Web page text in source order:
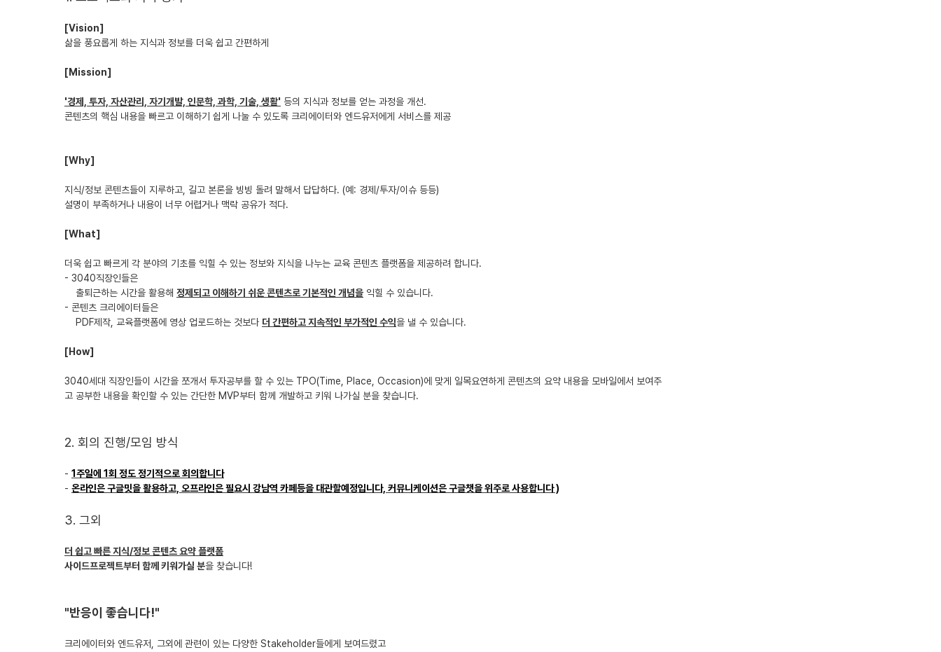
6) 시장을 확대하기 위한 전략
- 세분화된 타깃 마케팅 및 사용자 맞춤형 추천 시스템 도입
[Vision]
삶을 풍요롭게 하는 지식과 정보를 더욱 쉽고 간편하게
[Mission]
'경제, 투자, 자산관리, 자기개발, 인문학, 과학, 기술, 생활' 등의 지식과 정보를 얻는 과정을 개선.
콘텐츠의 핵심 내용을 빠르고 이해하기 쉽게 나눌 수 있도록 크리에이터와 엔드유저에게 서비스를 제공
[Why]
지식/정보 콘텐츠들이 지루하고, 길고 본론을 빙빙 돌려 말해서 답답하다. (예: 경제/투자/이슈 등등)
설명이 부족하거나 내용이 너무 어렵거나 맥락 공유가 적다.
[What]
더욱 쉽고 빠르게 각 분야의 기초를 익힐 수 있는 정보와 지식을 나누는 교육 콘텐츠 플랫폼을 제공하려 합니다.
- 3040직장인들은
출퇴근하는 시간을 활용해 정제되고 이해하기 쉬운 콘텐츠로 기본적인 개념을 익힐 수 있습니다.
- 콘텐츠 크리에이터들은
PDF제작, 교육플랫폼에 영상 업로드하는 것보다 더 간편하고 지속적인 부가적인 수익을 낼 수 있습니다.
[How]
3040세대 직장인들이 시간을 쪼개서 투자공부를 할 수 있는 TPO(Time, Place, Occasion)에 맞게 일목요연하게 콘텐츠의 요약 내용을 모바일에서 보여주
고 공부한 내용을 확인할 수 있는 간단한 MVP부터 함께 개발하고 키워 나가실 분을 찾습니다.
2. 회의 진행/모임 방식
- 1주일에 1회 정도 정기적으로 회의합니다
- 온라인은 구글밋을 활용하고, 오프라인은 필요시 강남역 카페등을 대관할예정입니다, 커뮤니케이션은 구글챗을 위주로 사용합니다 )
3. 그외
더 쉽고 빠른 지식/정보 콘텐츠 요약 플랫폼
사이드프로젝트부터 함께 키워가실 분을 찾습니다!
"반응이 좋습니다!"
크리에이터와 엔드유저, 그외에 관련이 있는 다양한 Stakeholder들에게 보여드렸고